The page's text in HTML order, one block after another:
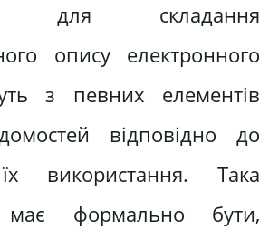
для складання
опису електронного
з певних елементів
відповідно до
їх використання. Така
має формально бути,